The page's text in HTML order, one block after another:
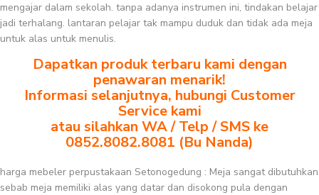
mengajar dalam sekolah. tanpa adanya instrumen ini, tindakan belajar
jadi terhalang. lantaran pelajar tak mampu duduk dan tidak ada meja
untuk alas untuk menulis.
Dapatkan produk terbaru kami dengan
penawaran menarik!
Informasi selanjutnya, hubungi Customer
Service kami
atau silahkan WA / Telp / SMS ke
0852.8082.8081 (Bu Nanda)
harga mebeler perpustakaan Setonogedung : Meja sangat dibutuhkan
sebab meja memiliki alas yang datar dan disokong pula dengan